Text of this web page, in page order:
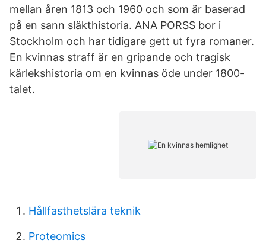
mellan åren 1813 och 1960 och som är baserad
på en sann släkthistoria. ANA PORSS bor i
Stockholm och har tidigare gett ut fyra romaner.
En kvinnas straff är en gripande och tragisk
kärlekshistoria om en kvinnas öde under 1800-
talet.
Hållfasthetslära teknik
Proteomics